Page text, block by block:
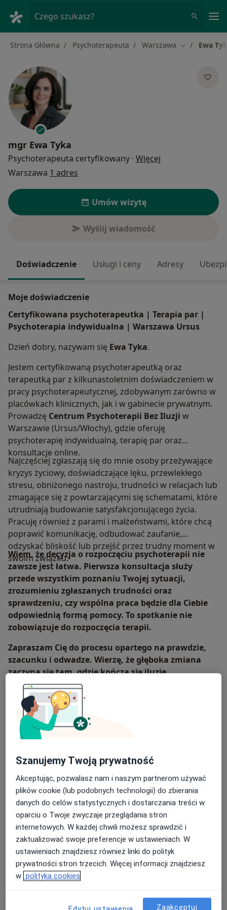
Czego szukasz?
Strona Główna Psychoterapeuta Warszawa Zmień miasto
Ewa
mgr Ewa Tyka
Psychoterapeuta certyfikowany · Więcej
Warszawa 1 adres
Umów wizytę
Wyślij wiadomość
Doświadczenie Usługi i ceny Adresy
Moje doświadczenie
Certyfikowana psychoterapeutka | Terapia par |
Psychoterapia indywidualna | Warszawa Ursus
Dzień dobry, nazywam się Ewa Tyka.
Jestem certyfikowaną psychoterapeutką oraz
terapeutką par z kilkunastoletnim doświadczeniem w
pracy psychoterapeutycznej, zdobywanym zarówno w
placówkach klinicznych, jak i w gabinecie prywatnym.
Prowadzę Centrum Psychoterapii Bez Iluzji w
Warszawie (Ursus/Włochy), gdzie oferuję
psychoterapię indywidualną, terapię par oraz
konsultacje online.
Najczęściej zgłaszają się do mnie osoby przeżywające
kryzys życiowy, doświadczające lęku, przewlekłego
stresu, obniżonego nastroju, trudności w relacjach lub
zmagające się z powtarzającymi się schematami, które
utrudniają budowanie satysfakcjonującego życia.
Pracuję również z parami i małżeństwami, które chcą
poprawić komunikację, odbudować zaufanie,
odzyskać bliskość lub przejść przez trudny moment w
swoim związku.
Wiem, że decyzja o rozpoczęciu psychoterapii nie
zawsze jest łatwa. Pierwsza konsultacja służy
przede wszystkim poznaniu Twojej sytuacji,
zrozumieniu zgłaszanych trudności oraz
sprawdzeniu, czy wspólna praca będzie dla Ciebie
odpowiednią formą pomocy. To spotkanie nie
zobowiązuje do rozpoczęcia terapii.
Zapraszam Cię do procesu opartego na prawdzie,
szacunku i odwadze. Wierzę, że głęboka zmiana
zaczyna się tam, gdzie kończą się iluzje.
Dlaczego „Bez Iluzji”?
Bez Iluzji to nie tylko nazwa mojego gabinetu. To
sposób rozumienia psychoterapii i relacji z drugim
człowiekiem. Wierzę, że trwała zmiana zaczyna się
sobie – swoim emocjom, potrzebom, relacjom i
utrwalonym sposobom funkcjonowania. Nie po to, aby
siebie oceniać, lecz aby lepiej zrozumieć własną
historię i świadomie budować przyszłość.
W swojej pracy szczególną wagę przywiązuję do
stworzenia relacji opartej na zaufaniu, uważności i
autentycznym spotkaniu z drugim człowiekiem. Każdy
człowiek ma własną historię i własne tempo zmian,
dlatego nie pracuję według gotowych schematów.
Wspólnie szukamy sposobu pracy najlepiej
odpowiadającego Twoim potrzebom i celom.
Nie obiecuję prostych recept ani szybkich rozwiązań.
Szanujemy Twoją prywatność
Akceptując, pozwalasz nam i naszym partnerom używać
plików cookie (lub podobnych technologii) do zbierania
danych do celów statystycznych i dostarczania treści w
oparciu o Twoje zwyczaje przeglądania stron
internetowych. W każdej chwili możesz sprawdzić i
zaktualizować swoje preferencje w ustawieniach. W
ustawieniach znajdziesz również linki do polityk
prywatności stron trzecich. Więcej informacji znajdziesz
w polityka cookies
Zaakceptuj